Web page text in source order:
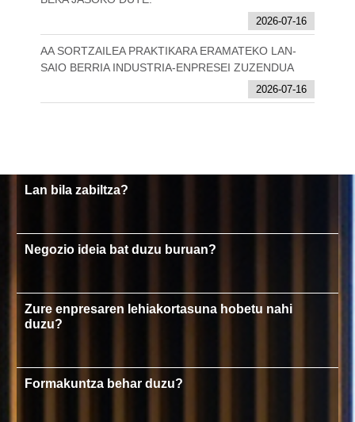
2026-07-16
AA SORTZAILEA PRAKTIKARA ERAMATEKO LAN-
SAIO BERRIA INDUSTRIA-ENPRESEI ZUZENDUA
2026-07-16
Lan bila zabiltza?
Negozio ideia bat duzu buruan?
Zure enpresaren lehiakortasuna hobetu nahi
duzu?
Formakuntza behar duzu?